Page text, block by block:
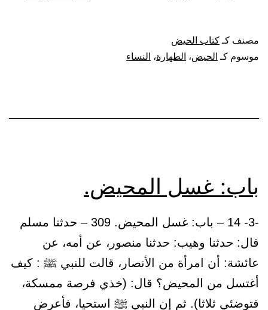
مصنف كـكتاب الحيض
موسوم كـ الحيض، الطهارة، النساء
باب: غسل المحيض.
-3- 14 – باب: غسل المحيض. 309 – حدثنا مسلم
قال: حدثنا وهيب: حدثنا منصور، عن أمه، عن
عائشة: أن امرأة من الأنصار، قالت للنبي ﷺ : كيف
أغتسل من المحيض؟ قال: (خذي فرصة ممسكة،
فتوضئي ثلاثا). ثم إن النبي ﷺ استحيا، فأعرض